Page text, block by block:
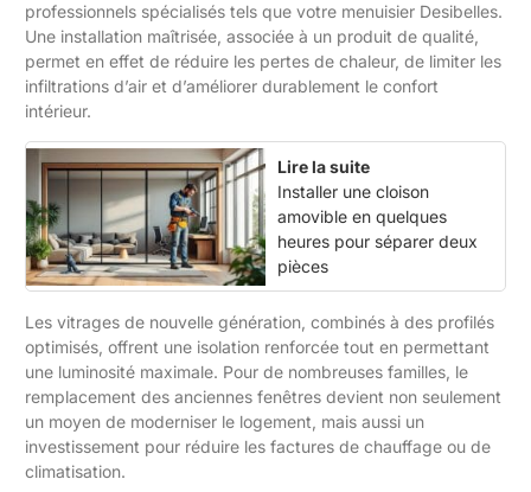
professionnels spécialisés tels que votre menuisier Desibelles.
Une installation maîtrisée, associée à un produit de qualité,
permet en effet de réduire les pertes de chaleur, de limiter les
infiltrations d’air et d’améliorer durablement le confort
intérieur.
Lire la suite
Installer une cloison
amovible en quelques
heures pour séparer deux
pièces
Les vitrages de nouvelle génération, combinés à des profilés
optimisés, offrent une isolation renforcée tout en permettant
une luminosité maximale. Pour de nombreuses familles, le
remplacement des anciennes fenêtres devient non seulement
un moyen de moderniser le logement, mais aussi un
investissement pour réduire les factures de chauffage ou de
climatisation.